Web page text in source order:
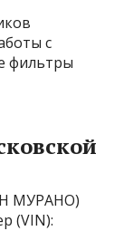
с
фильтры
МУРАНО)
(VIN):